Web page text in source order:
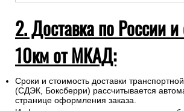
2. Доставка по России
10км от МКАД:
Сроки и стоимость доставки
(СДЭК, Боксберри) рассчитывается
странице оформления заказа.